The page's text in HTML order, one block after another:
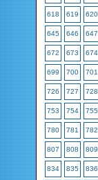
618 619 620
645 646 647
672 673 674
699 700 701
726 727 728
753 754 755
780 781 782
807 808 809
834 835 836